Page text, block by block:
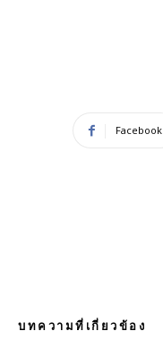
Facebook
บทความที่เกี่ยวข้อง